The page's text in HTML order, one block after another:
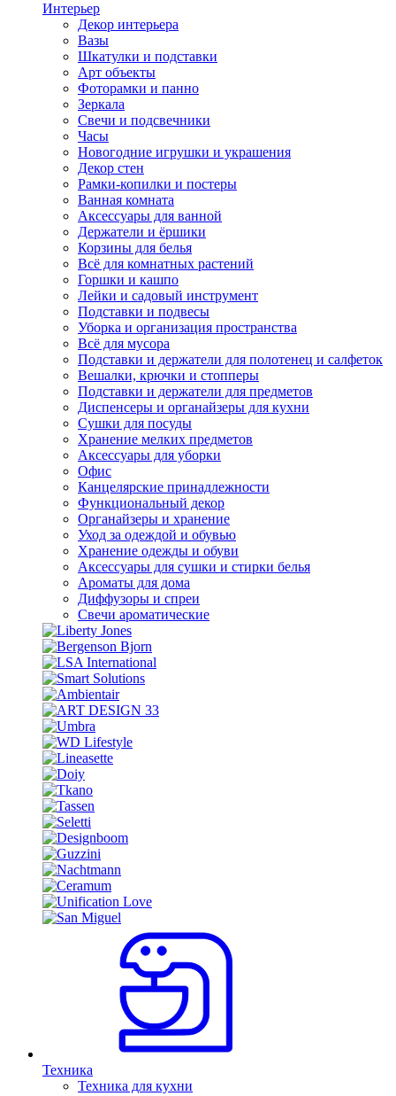
Интерьер
Декор интерьера
Вазы
Шкатулки и подставки
Арт объекты
Фоторамки и панно
Зеркала
Свечи и подсвечники
Часы
Новогодние игрушки и украшения
Декор стен
Рамки-копилки и постеры
Ванная комната
Аксессуары для ванной
Держатели и ёршики
Корзины для белья
Всё для комнатных растений
Горшки и кашпо
Лейки и садовый инструмент
Подставки и подвесы
Уборка и организация пространства
Всё для мусора
Подставки и держатели для полотенец и салфеток
Вешалки, крючки и стопперы
Подставки и держатели для предметов
Диспенсеры и органайзеры для кухни
Сушки для посуды
Хранение мелких предметов
Аксессуары для уборки
Офис
Канцелярские принадлежности
Функциональный декор
Органайзеры и хранение
Уход за одеждой и обувью
Хранение одежды и обуви
Аксессуары для сушки и стирки белья
Ароматы для дома
Диффузоры и спреи
Свечи ароматические
Техника
Техника для кухни